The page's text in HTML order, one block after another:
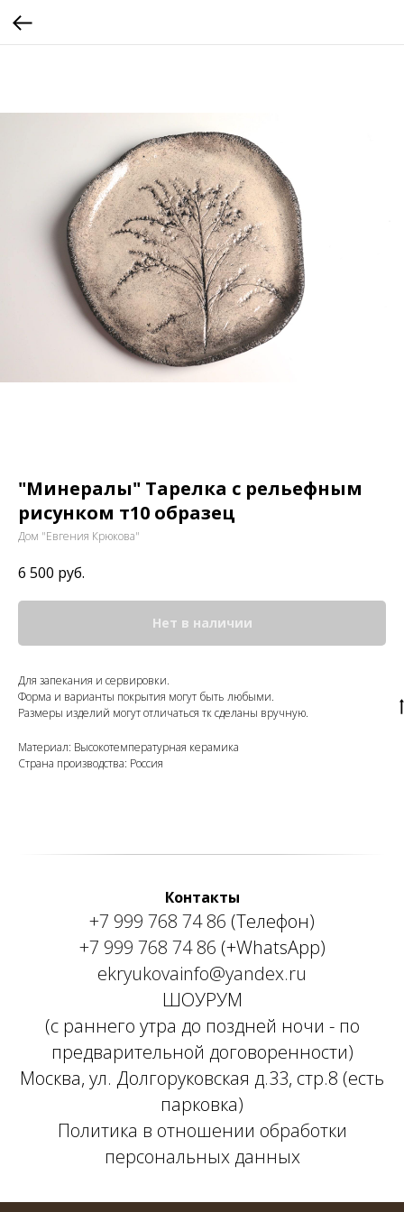
"Минералы" Тарелка с рельефным
рисунком т10 образец
Дом "Евгения Крюкова"
6 500 руб.
Нет в наличии
Для запекания и сервировки.
Форма и варианты покрытия могут быть любыми.
Размеры изделий могут отличаться тк сделаны вручную.
Материал: Высокотемпературная керамика
Страна производства: Россия
Контакты
+7 999 768 74 86 (Телефон)
+7 999 768 74 86 (+WhatsApp)
ekryukovainfo@yandex.ru
ШОУРУМ
(с раннего утра до поздней ночи - по
предварительной договоренности)
Москва, ул. Долгоруковская д.33, стр.8 (есть
парковка)
Политика в отношении обработки
персональных данных